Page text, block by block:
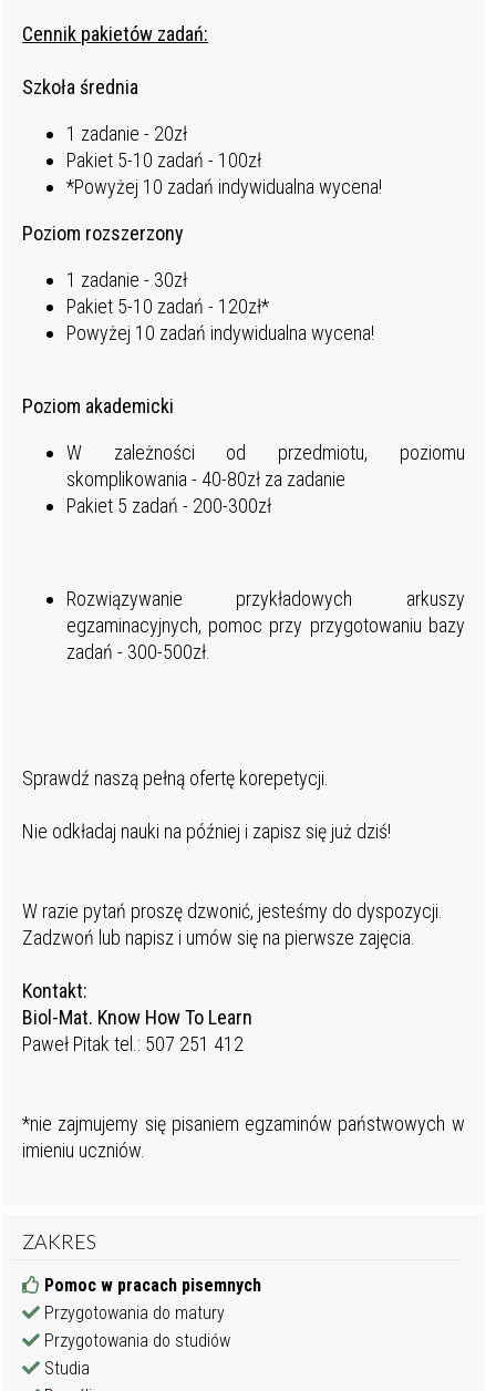
Cennik pakietów zadań:
Szkoła średnia
1 zadanie - 20zł
Pakiet 5-10 zadań - 100zł
*Powyżej 10 zadań indywidualna wycena!
Poziom rozszerzony
1 zadanie - 30zł
Pakiet 5-10 zadań - 120zł*
Powyżej 10 zadań indywidualna wycena!
Poziom akademicki
W zależności od przedmiotu, poziomu
skomplikowania - 40-80zł za zadanie
Pakiet 5 zadań - 200-300zł
Rozwiązywanie przykładowych arkuszy
egzaminacyjnych, pomoc przy przygotowaniu bazy
zadań - 300-500zł.
Sprawdź naszą pełną ofertę korepetycji.
Nie odkładaj nauki na później i zapisz się już dziś!
W razie pytań proszę dzwonić, jesteśmy do dyspozycji.
Zadzwoń lub napisz i umów się na pierwsze zajęcia.
Kontakt:
Biol-Mat. Know How To Learn
Paweł Pitak tel.: 507 251 412
*nie zajmujemy się pisaniem egzaminów państwowych w
imieniu uczniów.
ZAKRES
Pomoc w pracach pisemnych
Przygotowania do matury
Przygotowania do studiów
Studia